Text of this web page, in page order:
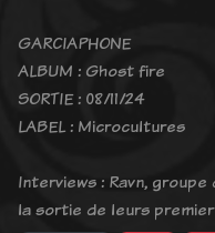
GARCIAPHONE
ALBUM : Ghost fire
SORTIE : 08/11/24
LABEL : Microcultures
Interviews : Ravn,
la sortie de leurs premier